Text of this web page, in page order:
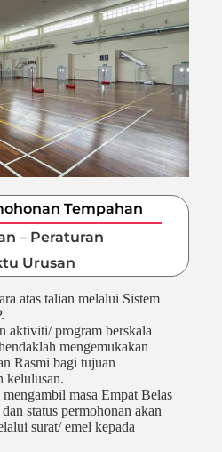
Tempahan
– Peraturan
Urusan
atas talian melalui Sistem
aktiviti/ program berskala
mengemukakan
Rasmi bagi tujuan
kelulusan.
masa Empat Belas
status permohonan akan
surat/ emel kepada